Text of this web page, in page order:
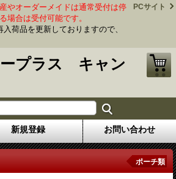
やオーダーメイドは通常受付は停
場合は受付可能です。
荷品を更新しておりますので、
PCサイト
ープラス キャン
新規登録 お問い合わせ
ポーチ類